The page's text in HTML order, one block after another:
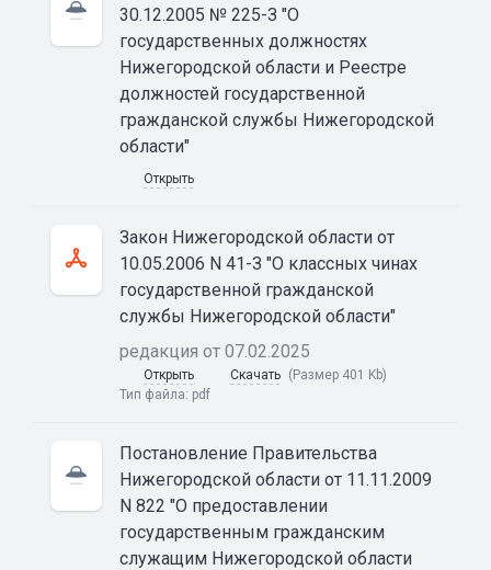
30.12.2005 № 225-З "О
государственных должностях
Нижегородской области и Реестре
должностей государственной
гражданской службы Нижегородской
области"
Открыть
Закон Нижегородской области от
10.05.2006 N 41-З "О классных чинах
государственной гражданской
службы Нижегородской области"
редакция от 07.02.2025
Открыть Скачать (Размер 401 Kb)
Тип файла: pdf
Постановление Правительства
Нижегородской области от 11.11.2009
N 822 "О предоставлении
государственным гражданским
служащим Нижегородской области